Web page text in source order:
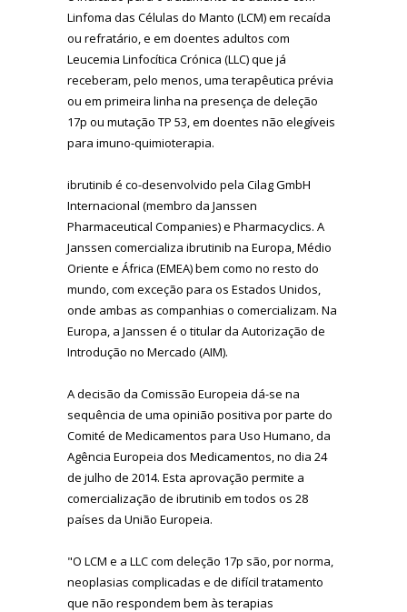
Linfoma das Células do Manto (LCM) em recaída
ou refratário, e em doentes adultos com
Leucemia Linfocítica Crónica (LLC) que já
receberam, pelo menos, uma terapêutica prévia
ou em primeira linha na presença de deleção
17p ou mutação TP 53, em doentes não elegíveis
para imuno-quimioterapia.
ibrutinib é co-desenvolvido pela Cilag GmbH
Internacional (membro da Janssen
Pharmaceutical Companies) e Pharmacyclics. A
Janssen comercializa ibrutinib na Europa, Médio
Oriente e África (EMEA) bem como no resto do
mundo, com exceção para os Estados Unidos,
onde ambas as companhias o comercializam. Na
Europa, a Janssen é o titular da Autorização de
Introdução no Mercado (AIM).
A decisão da Comissão Europeia dá-se na
sequência de uma opinião positiva por parte do
Comité de Medicamentos para Uso Humano, da
Agência Europeia dos Medicamentos, no dia 24
de julho de 2014. Esta aprovação permite a
comercialização de ibrutinib em todos os 28
países da União Europeia.
"O LCM e a LLC com deleção 17p são, por norma,
neoplasias complicadas e de difícil tratamento
que não respondem bem às terapias